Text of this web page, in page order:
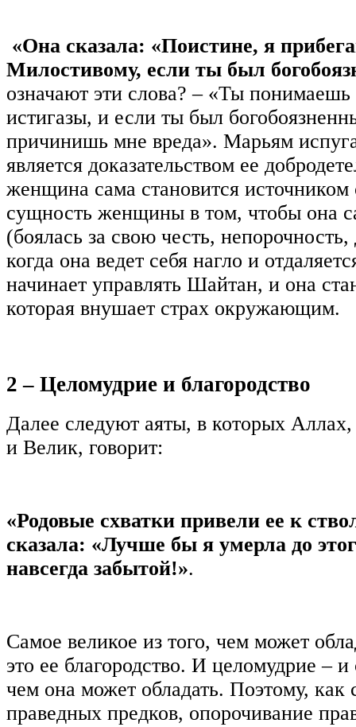
«Она сказала: «Поистине, я
Милостивому, если ты был
означают эти слова? – «Ты
истигазы, и если ты был
причинишь мне вреда». Марьям
является доказательством ее
женщина сама становится источником
сущность женщины в том, чтобы она
(боялась за свою честь,
когда она ведет себя нагло и
начинает управлять Шайтан, и она
которая внушает страх окружающим.
2 – Целомудрие и благородство
Далее следуют аяты, в которых
и Велик, говорит:
«Родовые схватки привели ее к
сказала: «Лучше бы я умерла до
навсегда забытой!».
Самое великое из того, чем может
это ее благородство. И целомудрие – и
чем она может обладать. Поэтому, как
праведных предков, опорочивание